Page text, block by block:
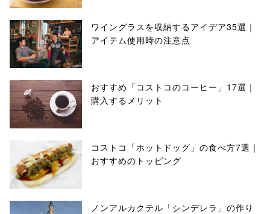
ワイングラスを収納するアイデア35選｜
アイテム使用時の注意点
おすすめ「コストコのコーヒー」17選｜
購入するメリット
コストコ「ホットドッグ」の食べ方7選｜
おすすめのトッピング
ノンアルカクテル「シンデレラ」の作り